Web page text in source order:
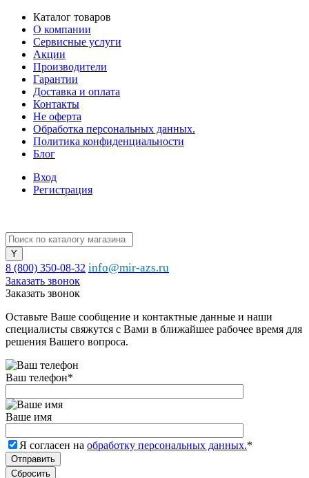
Каталог товаров
О компании
Сервисные услуги
Акции
Производители
Гарантии
Доставка и оплата
Контакты
Не оферта
Обработка персональных данных.
Политика конфиденциальности
Блог
Вход
Регистрация
8 (800) 350-08-32 info@mir-azs.ru
Заказать звонок
Заказать звонок
Оставьте Ваше сообщение и контактные данные и наши
специалисты свяжутся с Вами в ближайшее рабочее время для
решения Вашего вопроса.
Ваш телефон*
Ваше имя
Я согласен на обработку персональных данных.*